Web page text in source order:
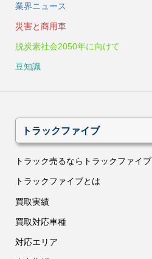
業界ニュース
災害と商用車
脱炭素社会2050年に向けて
豆知識
トラックファイブ
トラック売るならトラックファイブ
トラックファイブとは
買取実績
買取対応車種
対応エリア